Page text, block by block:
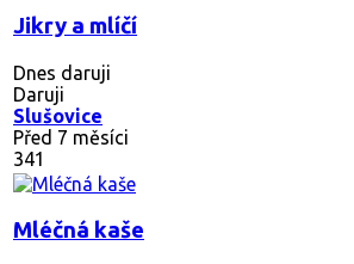
Jikry a mlíčí
Dnes daruji
Daruji
Slušovice
Před 7 měsíci
341
Mléčná kaše